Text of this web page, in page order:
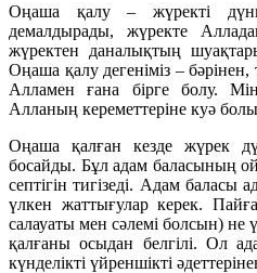
Оңаша қалу – жүректі
демалдырады, жүректе
жүректен даналықтың
Оңаша қалу дегеніміз – бәрінен,
Алламен ғана бірге болу.
Алланың кереметтеріне куә
Оңаша қалған кезде жүрек
босайды. Бұл адам баласының
септігін тигізеді. Адам
үлкен жаттығулар керек.
салауаты мен сәлемі болсын) не
қалғаны осыдан белгілі. Ол
күнделікті үйреншікті